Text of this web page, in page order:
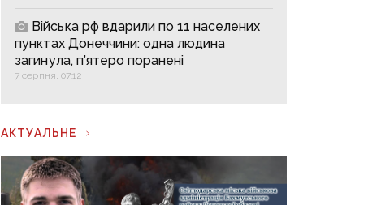
Війська рф вдарили по 11 населених
пунктах Донеччини: одна людина
загинула, п’ятеро поранені
7 серпня, 07:12
АКТУАЛЬНЕ